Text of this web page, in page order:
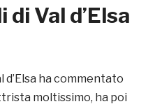
Val d’Elsa
d’Elsa ha commentato
moltissimo, ha poi